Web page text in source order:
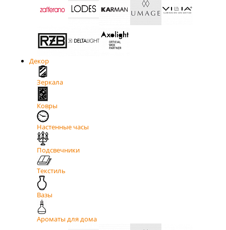
Декор
Зеркала
Ковры
Настенные часы
Подсвечники
Текстиль
Вазы
Ароматы для дома